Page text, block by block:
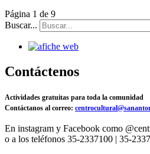
Página 1 de 9
Buscar...
Contáctenos
Actividades gratuitas para toda la comunidad
Contáctanos al correo:
En instagram y Facebook como
o a los teléfonos 35-2337100 | 35-